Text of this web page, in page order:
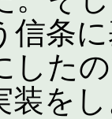
信条
した
装を